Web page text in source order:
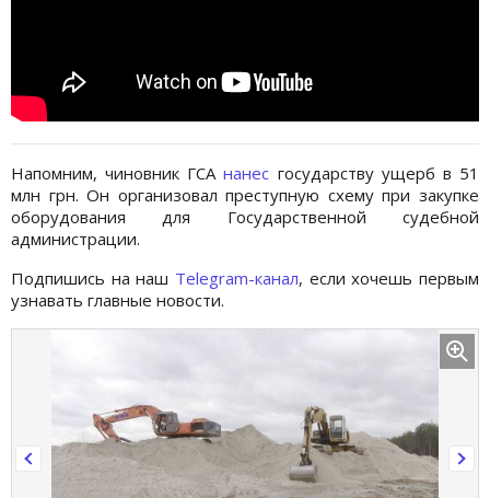
Напомним, чиновник ГСАнанес государству ущерб в 51
млн грн. Он организовал преступную схему при закупке
оборудования для Государственной судебной
администрации.
Подпишись на наш Telegram-канал, если хочешь первым
узнавать главные новости.